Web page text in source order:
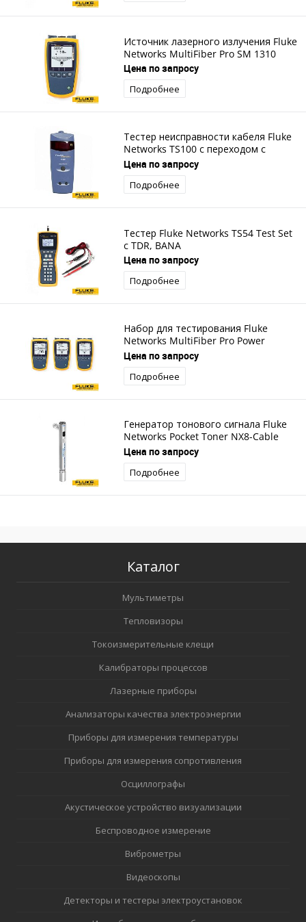
Источник лазерного излучения Fluke
Networks MultiFiber Pro SM 1310
Цена по запросу
Подробнее
Тестер неисправности кабеля Fluke
Networks TS100 с переходом с
разъема BNC на штекер и на ABN
Цена по запросу
Подробнее
Тестер Fluke Networks TS54 Test Set
с TDR, BANA
Цена по запросу
Подробнее
Набор для тестирования Fluke
Networks MultiFiber Pro Power
Meter, 850/1310 Source Kit
Цена по запросу
Подробнее
Генератор тонового сигнала Fluke
Networks Pocket Toner NX8-Cable
and Telephone
Цена по запросу
Подробнее
Каталог
Мультиметры
Тепловизоры
Токоизмерительные клещи
Калибраторы процессов
Лазерные приборы
Анализаторы качества электроэнергии
Приборы для измерения температуры
Приборы для измерения сопротивления
Осциллографы
Акустическое устройство визуализации
Беспроводное измерение
Виброметры
Видеоскопы
Детекторы и тестеры электроустановок